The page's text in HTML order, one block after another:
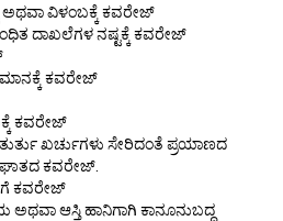
ವಿಳಂಬಕ್ಕೆ ಕವರೇಜ್
ದಾಖಲೆಗಳ ನಷ್ಟಕ್ಕೆ ಕವರೇಜ್
ಕವರೇಜ್
ಕವರೇಜ್
ಖರ್ಚುಗಳು ಸೇರಿದಂತೆ ಪ್ರಯಾಣದ
ಕವರೇಜ್.
ಕವರೇಜ್
ಅಥವಾ ಆಸ್ತಿ ಹಾನಿಗಾಗಿ ಕಾನೂನುಬದ್ಧ